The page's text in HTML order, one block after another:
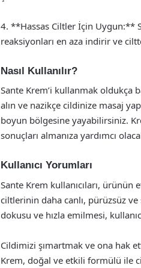
4. **Hassas Ciltler İçin Uygun:**
reaksiyonları en aza indirir ve
Nasıl Kullanılır?
Sante Krem’i kullanmak oldukça
alın ve nazikçe cildinize masaj
boyun bölgesine yayabilirsiniz.
sonuçları almanıza yardımcı
Kullanıcı Yorumları
Sante Krem kullanıcıları, ürünün
ciltlerinin daha canlı, pürüzsüz
dokusu ve hızla emilmesi,
Cildimizi şımartmak ve ona hak
Krem, doğal ve etkili formülü ile